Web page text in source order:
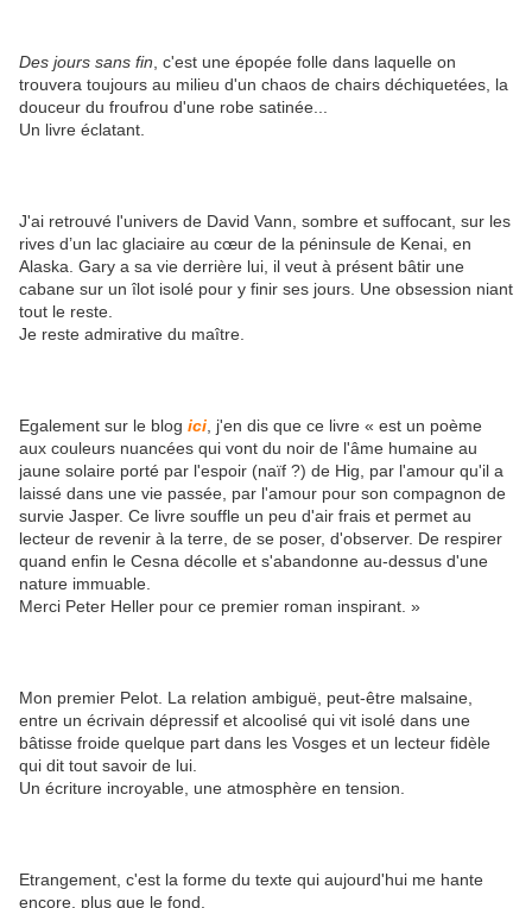
Des jours sans fin , c'est une épopée folle dans laquelle on
trouvera toujours au milieu d'un chaos de chairs déchiquetées, la
douceur du froufrou d'une robe satinée...
Un livre éclatant.
J'ai retrouvé l'univers de David Vann, sombre et suffocant, sur les
rives d’un lac glaciaire au cœur de la péninsule de Kenai, en
Alaska. Gary a sa vie derrière lui, il veut à présent bâtir une
cabane sur un îlot isolé pour y finir ses jours. Une obsession niant
tout le reste.
Je reste admirative du maître.
Egalement sur le blog ici , j'en dis que ce livre « est un poème
aux couleurs nuancées qui vont du noir de l'âme humaine au
jaune solaire porté par l'espoir (naïf ?) de Hig, par l'amour qu'il a
laissé dans une vie passée, par l'amour pour son compagnon de
survie Jasper. Ce livre souffle un peu d'air frais et permet au
lecteur de revenir à la terre, de se poser, d'observer. De respirer
quand enfin le Cesna décolle et s'abandonne au-dessus d'une
nature immuable.
Merci Peter Heller pour ce premier roman inspirant. »
Mon premier Pelot. La relation ambiguë, peut-être malsaine,
entre un écrivain dépressif et alcoolisé qui vit isolé dans une
bâtisse froide quelque part dans les Vosges et un lecteur fidèle
qui dit tout savoir de lui.
Un écriture incroyable, une atmosphère en tension.
Etrangement, c'est la forme du texte qui aujourd'hui me hante
encore, plus que le fond.